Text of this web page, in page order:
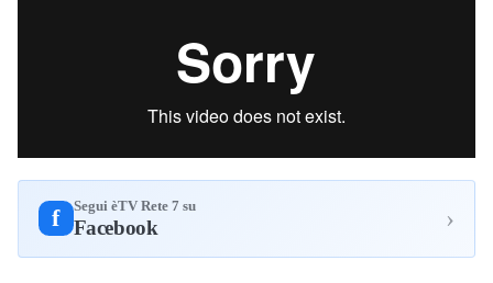
f Segui èTV Rete 7 su
Facebook ›